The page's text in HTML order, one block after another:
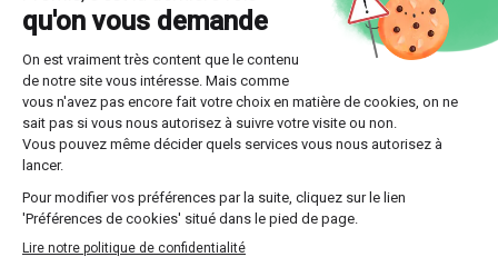
précédemment.
Adverbes de temps et de lieu
Lesadverbes de tempset de lieu changent souvent lors
du passage au discours indirect :
now -> then
She said that she was feeling better then.
today -> that day
Example : He says, "I will call you today." -> He